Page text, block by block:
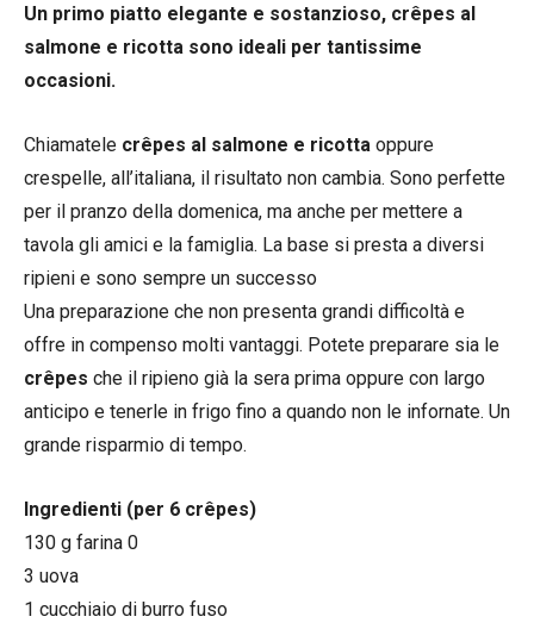
Un primo piatto elegante e sostanzioso, crêpes al
salmone e ricotta sono ideali per tantissime
occasioni.
Chiamatele crêpes al salmone e ricotta oppure
crespelle, all’italiana, il risultato non cambia. Sono perfette
per il pranzo della domenica, ma anche per mettere a
tavola gli amici e la famiglia. La base si presta a diversi
ripieni e sono sempre un successo
Una preparazione che non presenta grandi difficoltà e
offre in compenso molti vantaggi. Potete preparare sia le
crêpes che il ripieno già la sera prima oppure con largo
anticipo e tenerle in frigo fino a quando non le infornate. Un
grande risparmio di tempo.
Ingredienti (per 6 crêpes)
130 g farina 0
3 uova
1 cucchiaio di burro fuso